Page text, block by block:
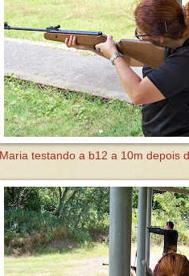
Maria testando a b12 a 10m depois